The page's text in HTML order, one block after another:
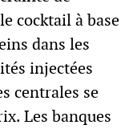
cocktail à base
dans les
injectées
centrales se
Les banques